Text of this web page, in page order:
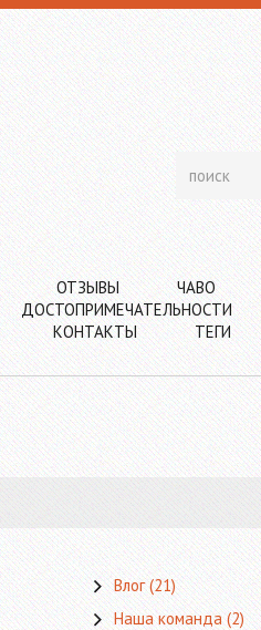
ОТЗЫВЫ ЧАВО
ДОСТОПРИМЕЧАТЕЛЬНОСТИ
КОНТАКТЫ ТЕГИ
Влог(21)
Наша команда(2)